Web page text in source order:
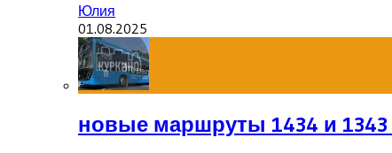
Юлия
01.08.2025
новые маршруты 1434 и